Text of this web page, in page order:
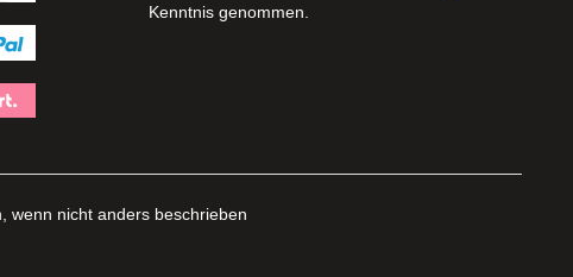
Kenntnis genommen.
wenn nicht anders beschrieben